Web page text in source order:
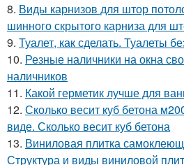
8. Виды карнизов для штор
шинного скрытого карниза для
9. Туалет, как сделать. Туалеты
10. Резные наличники на окна
наличников
11. Какой герметик лучше для
12. Сколько весит куб бетона
виде. Сколько весит куб бетона
13. Виниловая плитка
Структура и виды виниловой